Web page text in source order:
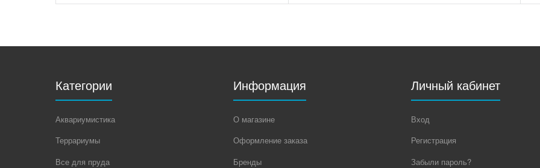
Категории
Аквариумистика
Террариумы
Все для пруда
Информация
О магазине
Оформление заказа
Бренды
Личный кабинет
Вход
Регистрация
Забыли пароль?